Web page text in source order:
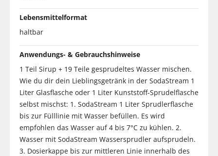
Lebensmittelformat
haltbar
Anwendungs- & Gebrauchshinweise
1 Teil Sirup + 19 Teile gesprudeltes Wasser mischen.
Wie du dir dein Lieblingsgetränk in der SodaStream 1
Liter Glasflasche oder 1 Liter Kunststoff-Sprudelflasche
selbst mischst: 1. SodaStream 1 Liter Sprudlerflasche
bis zur Fülllinie mit Wasser befüllen. Es wird
empfohlen das Wasser auf 4 bis 7°C zu kühlen. 2.
Wasser mit SodaStream Wassersprudler aufsprudeln.
3. Dosierkappe bis zur mittleren Linie innerhalb des